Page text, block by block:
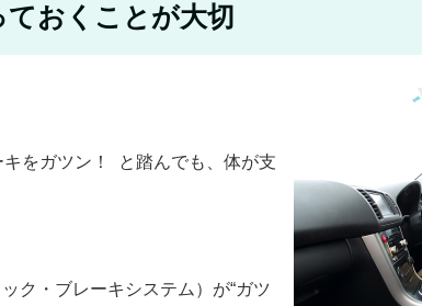
おくことが大切
をガツン！ と踏んでも、体が支
ク・ブレーキシステム）が“ガツ